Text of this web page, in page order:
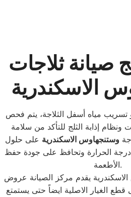
صيانة ثلاجات
الاسكندرية
مياه أسفل الثلاجة، يتم فحص
ونظام إذابة الثلج للتأكد من سلامة
وستنجهاوس الاسكندرية على حلول
درجة الحرارة وتحافظ على جودة حفظ
الأطعمة.
يقدم مركز الصيانة عروض
الغيار الاصلية ايضاً حتى يستمتع